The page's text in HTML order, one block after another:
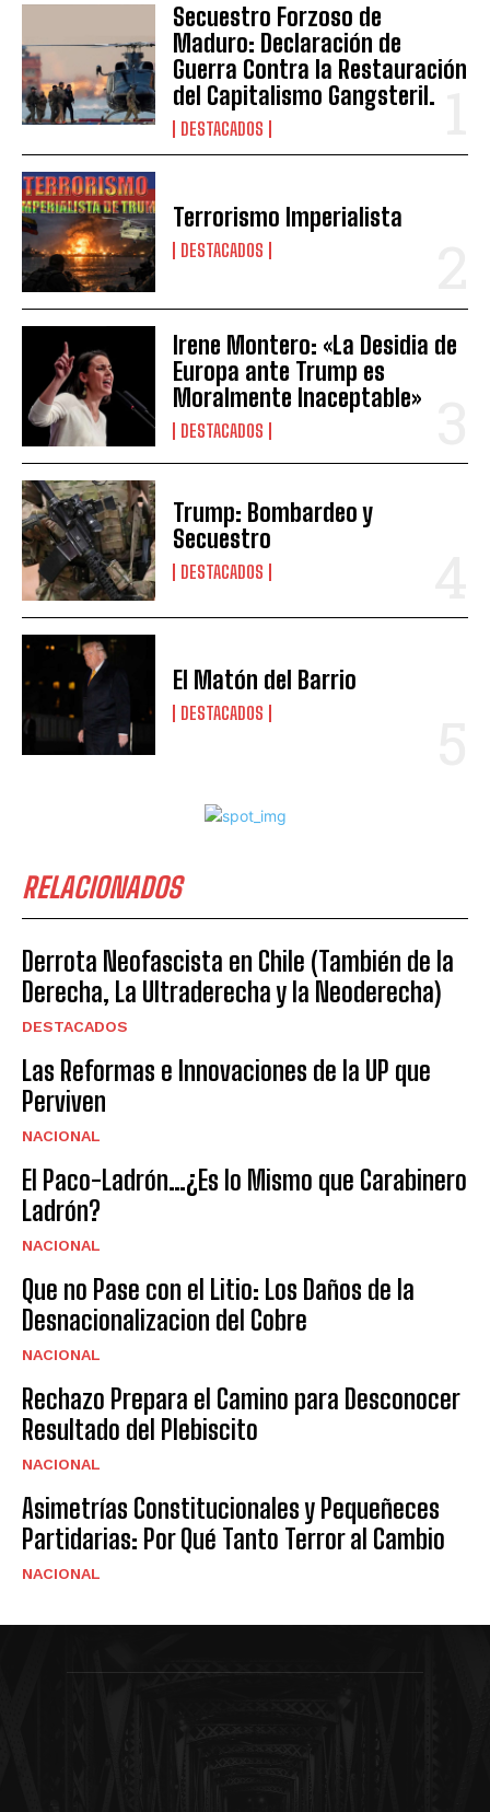
Secuestro Forzoso de
Maduro: Declaración de
Guerra Contra la Restauración
del Capitalismo Gangsteril.
DESTACADOS
Terrorismo Imperialista
DESTACADOS
Irene Montero: «La Desidia de
Europa ante Trump es
Moralmente Inaceptable»
DESTACADOS
Trump: Bombardeo y
Secuestro
DESTACADOS
El Matón del Barrio
DESTACADOS
RELACIONADOS
Derrota Neofascista en Chile (También de la
Derecha, La Ultraderecha y la Neoderecha)
DESTACADOS
Las Reformas e Innovaciones de la UP que
Perviven
NACIONAL
El Paco-Ladrón…¿Es lo Mismo que Carabinero
Ladrón?
NACIONAL
Que no Pase con el Litio: Los Daños de la
Desnacionalizacion del Cobre
NACIONAL
Rechazo Prepara el Camino para Desconocer
Resultado del Plebiscito
NACIONAL
Asimetrías Constitucionales y Pequeñeces
Partidarias: Por Qué Tanto Terror al Cambio
NACIONAL